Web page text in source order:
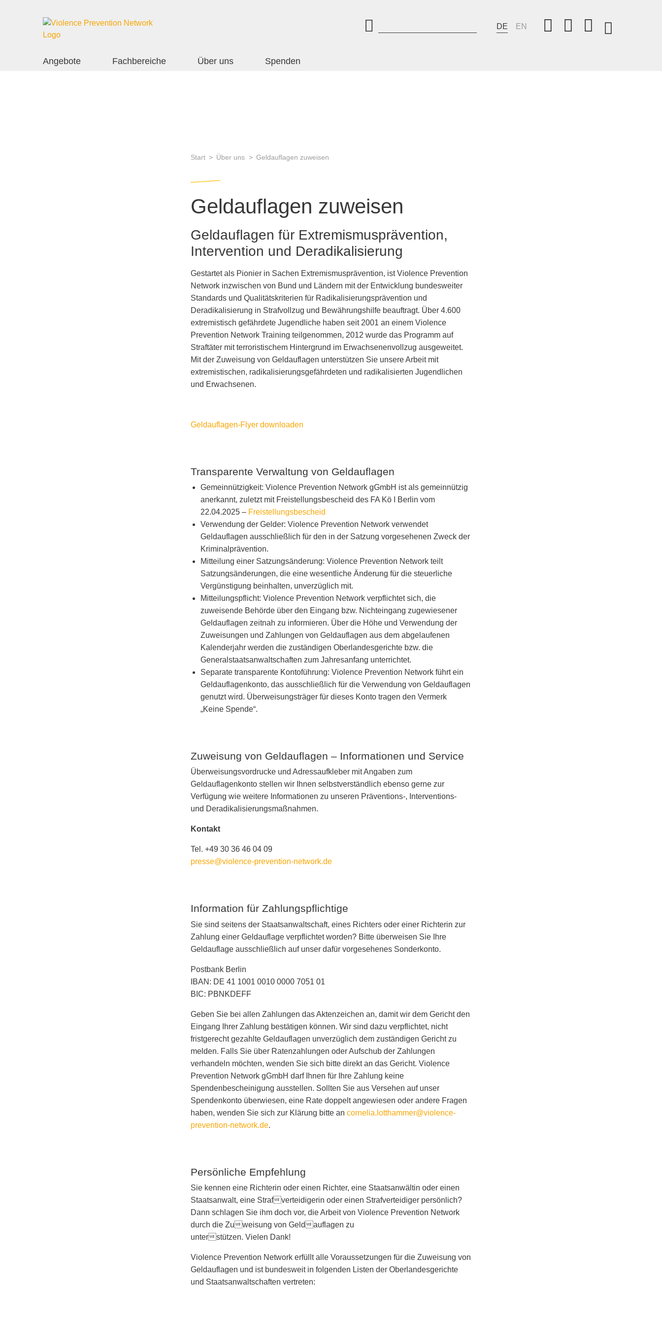
DE EN
Angebote Fachbereiche Über uns Spenden
Start Über uns Geldauflagen zuweisen
Geldauflagen zuweisen
Geldauflagen für Extremismusprävention,
Intervention und Deradikalisierung
Gestartet als Pionier in Sachen Extremismusprävention, ist Violence Prevention
Network inzwischen von Bund und Ländern mit der Entwicklung bundesweiter
Standards und Qualitätskriterien für Radikalisierungsprävention und
Deradikalisierung in Strafvollzug und Bewährungshilfe beauftragt. Über 4.600
extremistisch gefährdete Jugendliche haben seit 2001 an einem Violence
Prevention Network Training teilgenommen, 2012 wurde das Programm auf
Straftäter mit terroristischem Hintergrund im Erwachsenenvollzug ausgeweitet.
Mit der Zuweisung von Geldauflagen unterstützen Sie unsere Arbeit mit
extremistischen, radikalisierungsgefährdeten und radikalisierten Jugendlichen
und Erwachsenen.
Geldauflagen-Flyer downloaden
Transparente Verwaltung von Geldauflagen
Gemeinnützigkeit: Violence Prevention Network gGmbH ist als gemeinnützig
anerkannt, zuletzt mit Freistellungsbescheid des FA Kö I Berlin vom
22.04.2025 – Freistellungsbescheid
Verwendung der Gelder: Violence Prevention Network verwendet
Geldauflagen ausschließlich für den in der Satzung vorgesehenen Zweck der
Kriminalprävention.
Mitteilung einer Satzungsänderung: Violence Prevention Network teilt
Satzungsänderungen, die eine wesentliche Änderung für die steuerliche
Vergünstigung beinhalten, unverzüglich mit.
Mitteilungspflicht: Violence Prevention Network verpflichtet sich, die
zuweisende Behörde über den Eingang bzw. Nichteingang zugewiesener
Geldauflagen zeitnah zu informieren. Über die Höhe und Verwendung der
Zuweisungen und Zahlungen von Geldauflagen aus dem abgelaufenen
Kalenderjahr werden die zuständigen Oberlandesgerichte bzw. die
Generalstaatsanwaltschaften zum Jahresanfang unterrichtet.
Separate transparente Kontoführung: Violence Prevention Network führt ein
Geldauflagenkonto, das ausschließlich für die Verwendung von Geldauflagen
genutzt wird. Überweisungsträger für dieses Konto tragen den Vermerk
„Keine Spende“.
Zuweisung von Geldauflagen – Informationen und Service
Überweisungsvordrucke und Adressaufkleber mit Angaben zum
Geldauflagenkonto stellen wir Ihnen selbstverständlich ebenso gerne zur
Verfügung wie weitere Informationen zu unseren Präventions-, Interventions-
und Deradikalisierungsmaßnahmen.
Kontakt
Tel. +49 30 36 46 04 09
presse@violence-prevention-network.de
Information für Zahlungspflichtige
Sie sind seitens der Staatsanwaltschaft, eines Richters oder einer Richterin zur
Zahlung einer Geldauflage verpflichtet worden? Bitte überweisen Sie Ihre
Geldauflage ausschließlich auf unser dafür vorgesehenes Sonderkonto.
Postbank Berlin
IBAN: DE 41 1001 0010 0000 7051 01
BIC: PBNKDEFF
Geben Sie bei allen Zahlungen das Aktenzeichen an, damit wir dem Gericht den
Eingang Ihrer Zahlung bestätigen können. Wir sind dazu verpflichtet, nicht
fristgerecht gezahlte Geldauflagen unverzüglich dem zuständigen Gericht zu
melden. Falls Sie über Ratenzahlungen oder Aufschub der Zahlungen
verhandeln möchten, wenden Sie sich bitte direkt an das Gericht. Violence
Prevention Network gGmbH darf Ihnen für Ihre Zahlung keine
Spendenbescheinigung ausstellen. Sollten Sie aus Versehen auf unser
Spendenkonto überwiesen, eine Rate doppelt angewiesen oder andere Fragen
haben, wenden Sie sich zur Klärung bitte an cornelia.lotthammer@violence-
prevention-network.de.
Persönliche Empfehlung
Sie kennen eine Richterin oder einen Richter, eine Staatsanwältin oder einen
Staatsanwalt, eine Strafverteidigerin oder einen Strafverteidiger persönlich?
Dann schlagen Sie ihm doch vor, die Arbeit von Violence Prevention Network
durch die Zuweisung von Geldauflagen zu
unterstützen. Vielen Dank!
Violence Prevention Network erfüllt alle Voraussetzungen für die Zuweisung von
Geldauflagen und ist bundesweit in folgenden Listen der Oberlandesgerichte
und Staatsanwaltschaften vertreten: